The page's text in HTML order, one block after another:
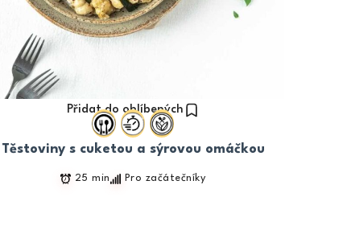
Přidat do oblíbených
Těstoviny s cuketou a sýrovou omáčkou
25 min Pro začátečníky